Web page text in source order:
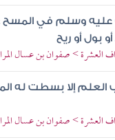
وسلم في المسح
بول أو ريح
العشرة > صفوان بن عسال
إلا بسطت له
العشرة > صفوان بن عسال